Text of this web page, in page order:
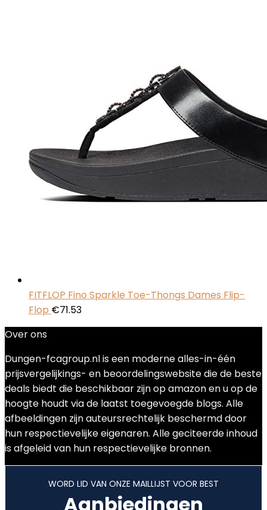
FITFLOP Fino Sparkle Toe-Thongs Dames Flip-
Flop €71.53
Over ons
Dungen-fcagroup.nl is een moderne alles-in-één
prijsvergelijkings- en beoordelingswebsite die de beste
deals biedt die beschikbaar zijn op amazon en u op de
hoogte houdt via de laatst toegevoegde blogs. Alle
afbeeldingen zijn auteursrechtelijk beschermd door
hun respectievelijke eigenaren. Alle geciteerde inhoud
is afgeleid van hun respectievelijke bronnen.
WORD LID VAN ONZE MAILLIJST VOOR BEST
Aanbiedingen